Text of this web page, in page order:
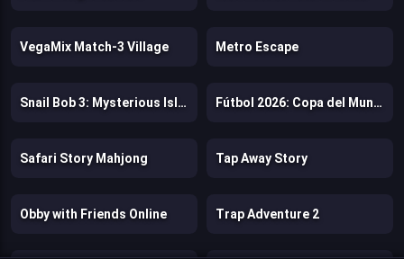
VegaMix Match-3 Village Metro Escape
Snail Bob 3: Mysterious Island Fútbol 2026: Copa del Mundo
Safari Story Mahjong Tap Away Story
Obby with Friends Online Trap Adventure 2